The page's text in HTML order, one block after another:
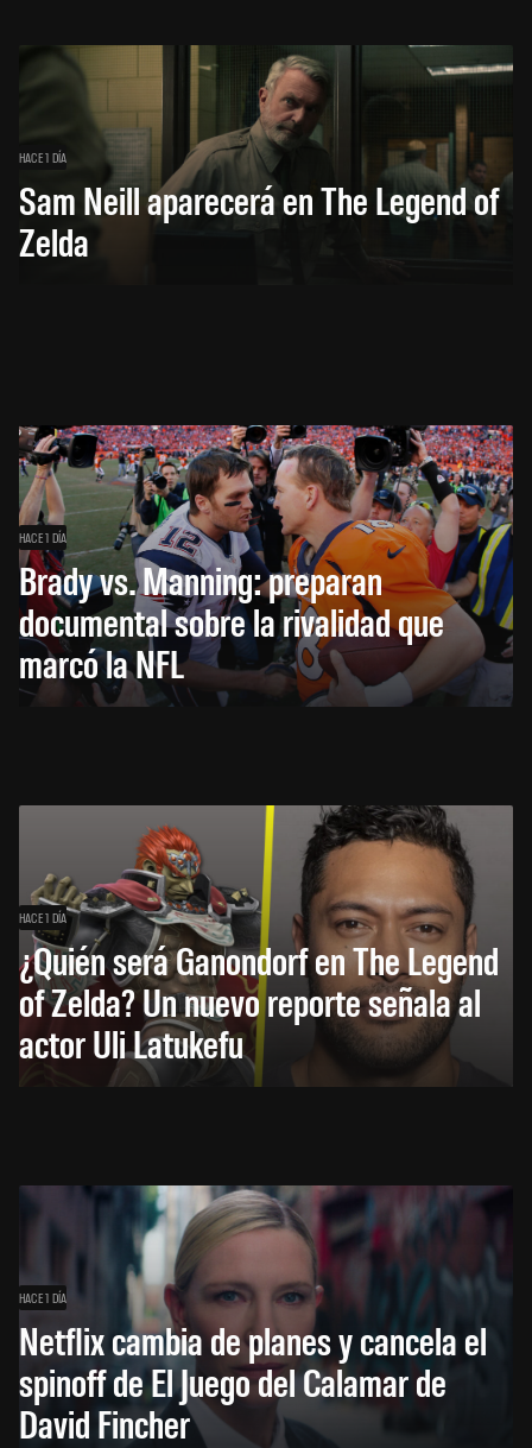
HACE 1 DÍA
Sam Neill aparecerá en The Legend of
Zelda
HACE 1 DÍA
Brady vs. Manning: preparan
documental sobre la rivalidad que
marcó la NFL
HACE 1 DÍA
¿Quién será Ganondorf en The Legend
of Zelda? Un nuevo reporte señala al
actor Uli Latukefu
HACE 1 DÍA
Netflix cambia de planes y cancela el
spinoff de El Juego del Calamar de
David Fincher